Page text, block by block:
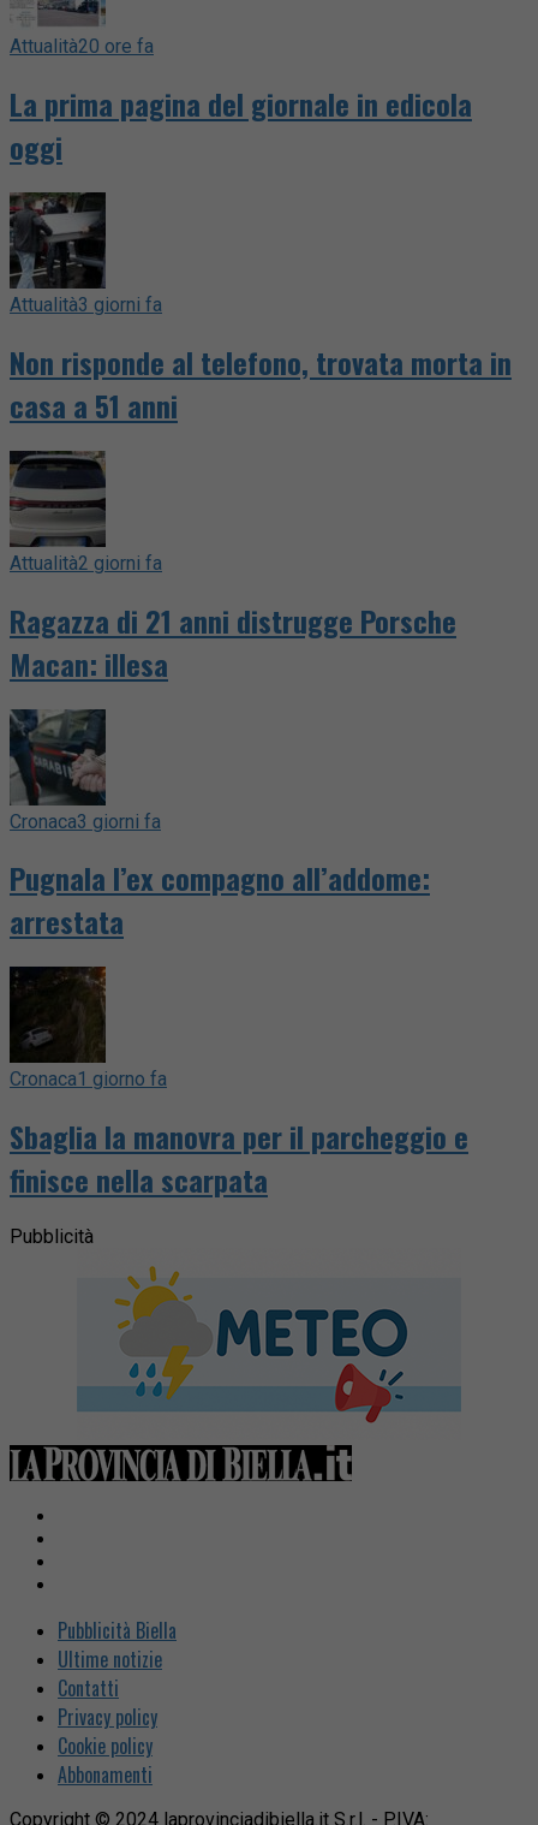
Attualità20 ore fa
La prima pagina del giornale in edicola
oggi
Attualità3 giorni fa
Non risponde al telefono, trovata morta in
casa a 51 anni
Attualità2 giorni fa
Ragazza di 21 anni distrugge Porsche
Macan: illesa
Cronaca3 giorni fa
Pugnala l’ex compagno all’addome:
arrestata
Cronaca1 giorno fa
Sbaglia la manovra per il parcheggio e
finisce nella scarpata
Pubblicità
Pubblicità Biella
Ultime notizie
Contatti
Privacy policy
Cookie policy
Abbonamenti
Copyright © 2024 laprovinciadibiella.it S.r.l. - P.IVA: